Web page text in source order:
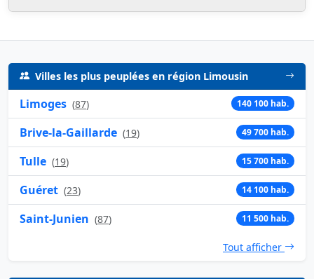
Villes les plus peuplées en région Limousin
Limoges (87) 140 100 hab.
Brive-la-Gaillarde (19) 49 700 hab.
Tulle (19) 15 700 hab.
Guéret (23) 14 100 hab.
Saint-Junien (87) 11 500 hab.
Tout afficher